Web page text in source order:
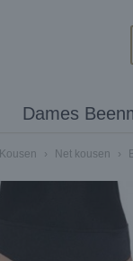
Dames
Kousen › Net kousen ›